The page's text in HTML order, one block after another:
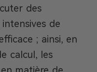
des
de
; ainsi, en
calcul, les